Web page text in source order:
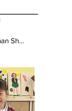
Shun Yui